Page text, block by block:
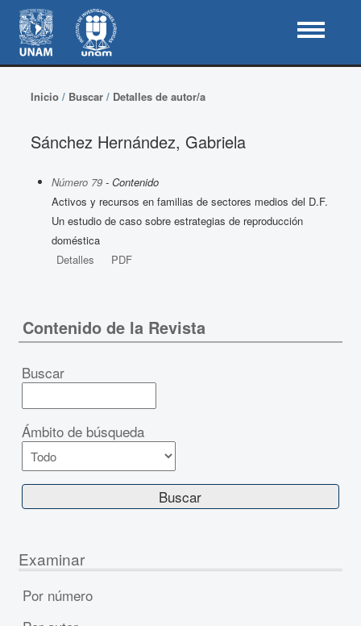
Inicio/ Buscar/ Detalles de autor/a
Sánchez Hernández, Gabriela
Número 79- Contenido
Activos y recursos en familias de sectores medios del D.F.
Un estudio de caso sobre estrategias de reproducción
doméstica
Detalles
PDF
Contenido de la Revista
Buscar
Ámbito de búsqueda
Examinar
Por número